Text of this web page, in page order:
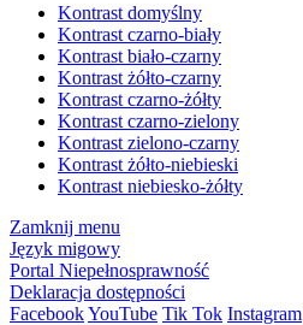
Kontrast domyślny
Kontrast czarno-biały
Kontrast biało-czarny
Kontrast żółto-czarny
Kontrast czarno-żółty
Kontrast czarno-zielony
Kontrast zielono-czarny
Kontrast żółto-niebieski
Kontrast niebiesko-żółty
Zamknij menu
Język migowy
Portal Niepełnosprawność
Deklaracja dostępności
FacebookYouTube Tik Tok Instagram